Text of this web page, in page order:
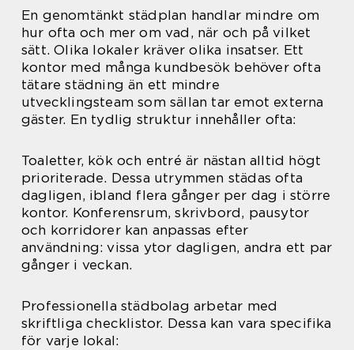
En genomtänkt städplan handlar mindre om
hur ofta och mer om vad, när och på vilket
sätt. Olika lokaler kräver olika insatser. Ett
kontor med många kundbesök behöver ofta
tätare städning än ett mindre
utvecklingsteam som sällan tar emot externa
gäster. En tydlig struktur innehåller ofta:
Toaletter, kök och entré är nästan alltid högt
prioriterade. Dessa utrymmen städas ofta
dagligen, ibland flera gånger per dag i större
kontor. Konferensrum, skrivbord, pausytor
och korridorer kan anpassas efter
användning: vissa ytor dagligen, andra ett par
gånger i veckan.
Professionella städbolag arbetar med
skriftliga checklistor. Dessa kan vara specifika
för varje lokal: